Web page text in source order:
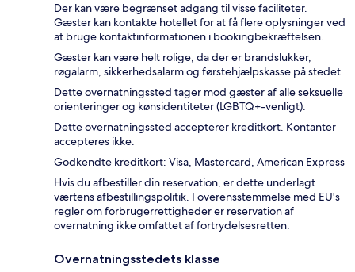
Der kan være begrænset adgang til visse faciliteter.
Gæster kan kontakte hotellet for at få flere oplysninger ved
at bruge kontaktinformationen i bookingbekræftelsen.
Gæster kan være helt rolige, da der er brandslukker,
røgalarm, sikkerhedsalarm og førstehjælpskasse på stedet.
Dette overnatningssted tager mod gæster af alle seksuelle
orienteringer og kønsidentiteter (LGBTQ+-venligt).
Dette overnatningssted accepterer kreditkort. Kontanter
accepteres ikke.
Godkendte kreditkort: Visa, Mastercard, American Express
Hvis du afbestiller din reservation, er dette underlagt
værtens afbestillingspolitik. I overensstemmelse med EU's
regler om forbrugerrettigheder er reservation af
overnatning ikke omfattet af fortrydelsesretten.
Overnatningsstedets klasse